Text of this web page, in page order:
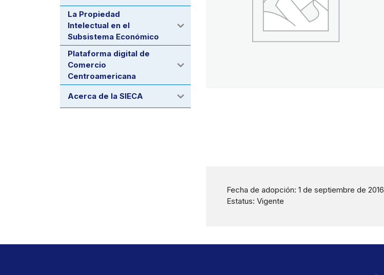
Fecha de adopción: 1 de septiembre de 2016
Estatus: Vigente
La Propiedad
Intelectual en el
Subsistema Económico
Plataforma digital de
Comercio
Centroamericana
Acerca de la SIECA